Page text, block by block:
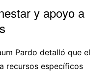
y apoyo a
Pardo detalló que el
recursos específicos